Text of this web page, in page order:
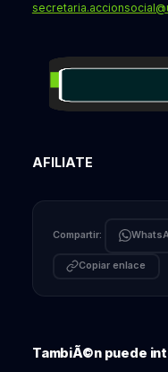
AFILIATE
Compartir:
Copiar enlace
TambiÃ©n puede